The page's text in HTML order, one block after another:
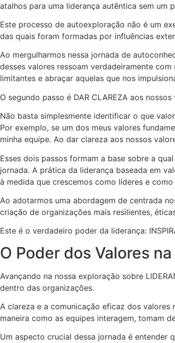
atalhos para uma liderança autêntica sem um
Este processo de autoexploração não é um
das quais foram formadas por influências
Ao mergulharmos nessa jornada de
desses valores ressoam verdadeiramente
limitantes e abraçar aquelas que nos
O segundo passo é DAR CLAREZA aos nossos
Não basta simplesmente identificar o que
Por exemplo, se um dos meus valores
minha equipe. Ao dar clareza aos nossos
Esses dois passos formam a base sobre a
jornada. A prática da liderança baseada em
à medida que crescemos como líderes e como
Ao adotarmos uma abordagem de centrada
criação de organizações mais resilientes,
Este é o verdadeiro poder da liderança:
O Poder dos Valores
Avançando na nossa exploração sobre
dentro das organizações.
A clareza e a comunicação eficaz dos
maneira como as equipes interagem, tomam
Um aspecto crucial dessa jornada é entender